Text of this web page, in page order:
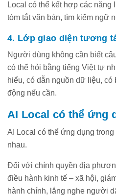
Local có thể kết hợp các
tóm tắt văn bản, tìm kiếm ngữ
4. Lớp giao diện tương
Người dùng không cần biết
có thể hỏi bằng tiếng Việt tự
hiểu, có dẫn nguồn dữ liệu,
động nếu cần.
AI Local có thể ứng
AI Local có thể ứng dụng
nhau.
Đối với chính quyền địa
điều hành kinh tế – xã hội,
hành chính, lắng nghe người